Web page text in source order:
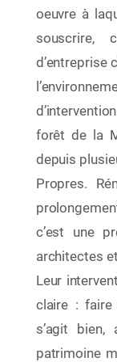
oeuvre à
souscrire,
d’entreprise
forêt de la
depuis
Propres.
c’est une
architectes
Leur
claire : faire
s’agit bien,
patrimoine